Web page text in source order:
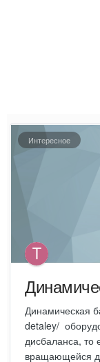
Интересное
Динамическая
detaley/
дисбаланса, то
вращающейся